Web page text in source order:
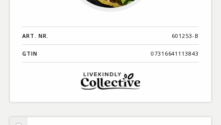
ART. NR. 601253-B
GTIN 07316641113843